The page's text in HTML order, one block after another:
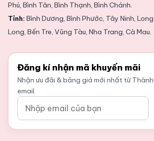
Phú, Bình Tân, Bình Thạnh, Bình Chánh.
Tỉnh: Bình Dương, Bình Phước, Tây Ninh,
Long, Bến Tre, Vũng Tàu, Nha Trang, Cà Mau.
Đăng kí nhận mã khuyến mãi
Nhận ưu đãi & bảng giá mới nhất từ
email.